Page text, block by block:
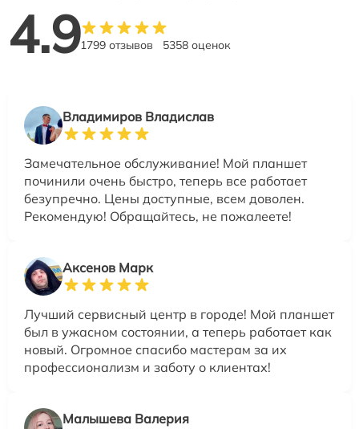
4.91799 отзывов 5358 оценок
Владимиров Владислав
Замечательное обслуживание! Мой планшет
починили очень быстро, теперь все работает
безупречно. Цены доступные, всем доволен.
Рекомендую! Обращайтесь, не пожалеете!
Аксенов Марк
Лучший сервисный центр в городе! Мой планшет
был в ужасном состоянии, а теперь работает как
новый. Огромное спасибо мастерам за их
профессионализм и заботу о клиентах!
Малышева Валерия